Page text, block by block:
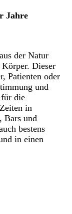
der Natur
Körper. Dieser
Patienten oder
und
die
in
Bars und
bestens
in einen